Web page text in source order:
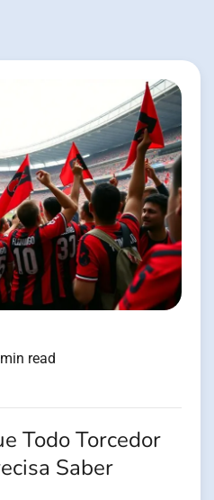
read
Todo Torcedor
Saber